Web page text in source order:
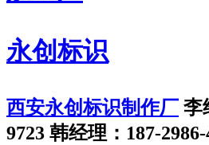
永创标识
西安永创标识制作厂 李
9723 韩经理：187-2986-